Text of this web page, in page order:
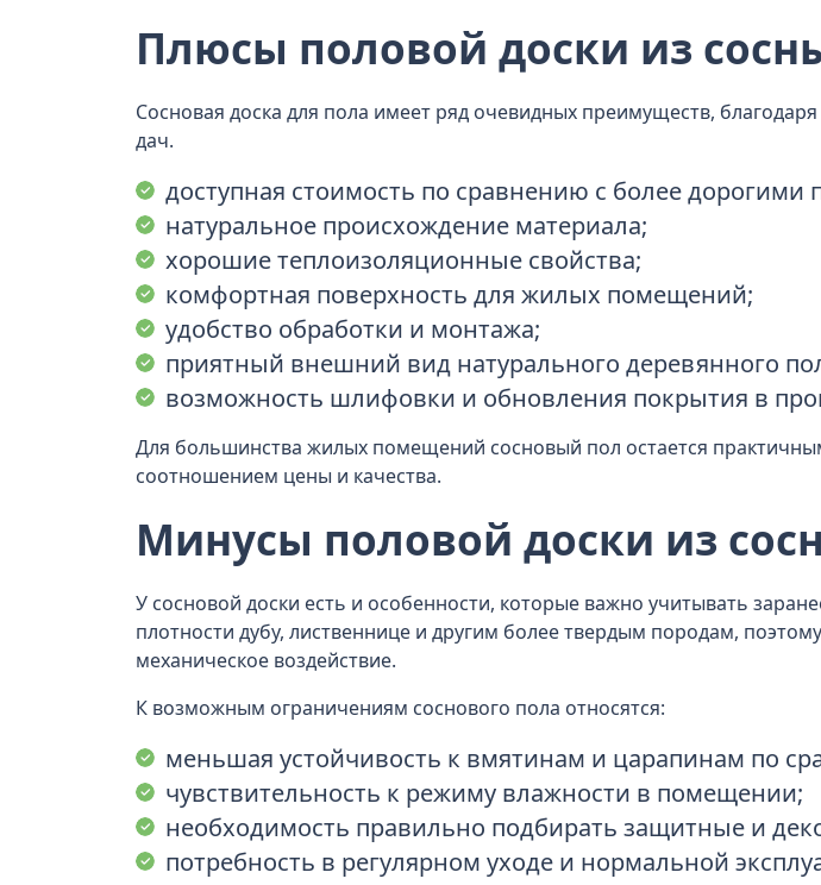
Плюсы половой доски из
Сосновая доска для пола имеет ряд очевидных преимуществ,
дач.
доступная стоимость по сравнению с более
натуральное происхождение материала;
хорошие теплоизоляционные свойства;
комфортная поверхность для жилых помещений;
удобство обработки и монтажа;
приятный внешний вид натурального деревянного
возможность шлифовки и обновления покрытия в
Для большинства жилых помещений сосновый пол остается
соотношением цены и качества.
Минусы половой доски из
У сосновой доски есть и особенности, которые важно учитывать
плотности дубу, лиственнице и другим более твердым породам,
механическое воздействие.
К возможным ограничениям соснового пола относятся:
меньшая устойчивость к вмятинам и царапинам по
чувствительность к режиму влажности в помещении;
необходимость правильно подбирать защитные и
потребность в регулярном уходе и нормальной